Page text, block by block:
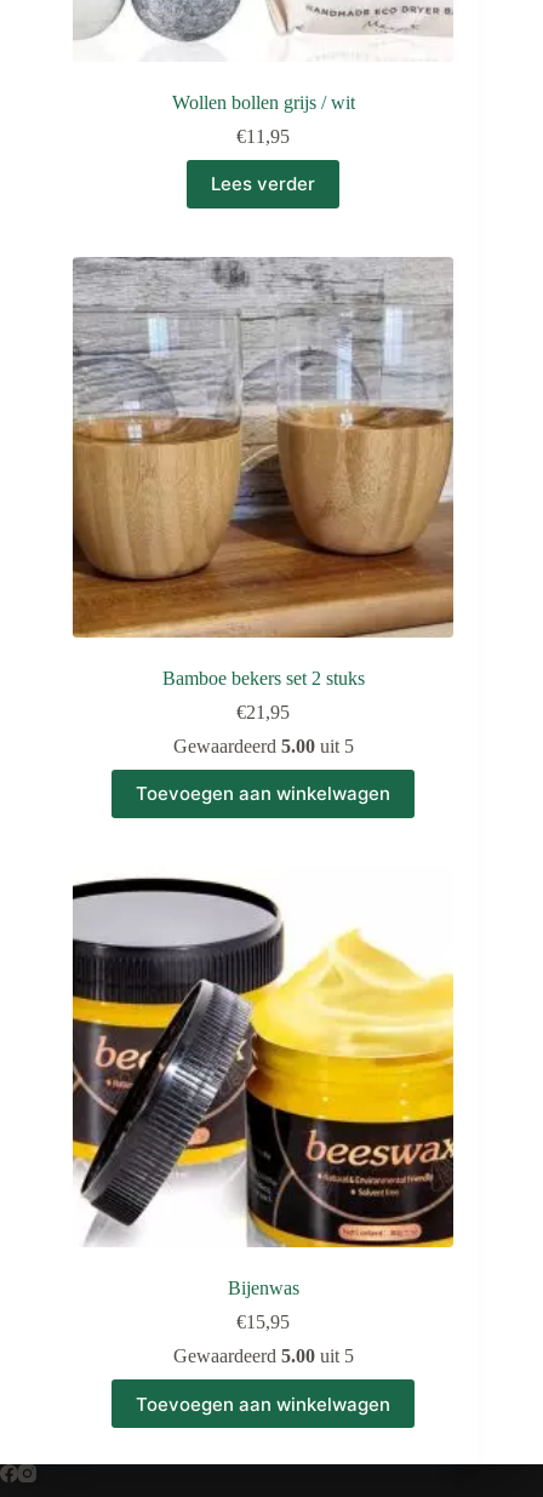
Wollen bollen grijs / wit
€11,95
Lees verder
Bamboe bekers set 2 stuks
€21,95
Gewaardeerd 5.00uit 5
Toevoegen aan winkelwagen
Bijenwas
€15,95
Gewaardeerd 5.00uit 5
Toevoegen aan winkelwagen